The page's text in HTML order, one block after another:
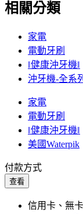
相關分類
家電
電動牙刷
‖健康沖牙機‖
沖牙機-全系列
家電
電動牙刷
‖健康沖牙機‖
美國Waterpik
付款方式
查看
信用卡、無